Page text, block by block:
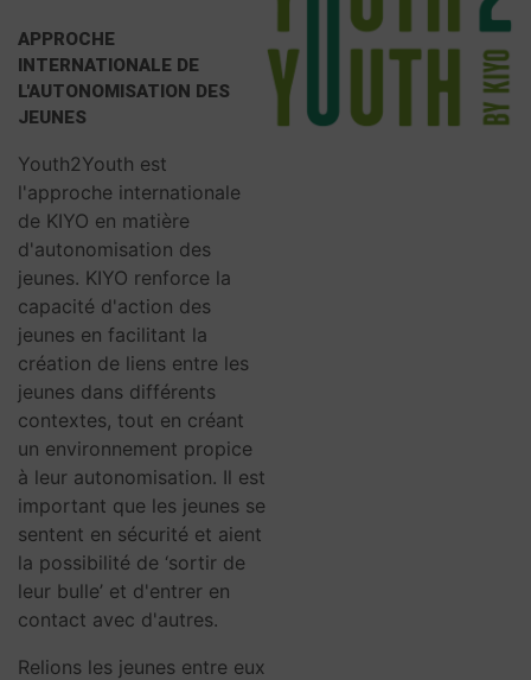
APPROCHE
INTERNATIONALE DE
L'AUTONOMISATION DES
JEUNES
Youth2Youth est
l'approche internationale
de KIYO en matière
d'autonomisation des
jeunes. KIYO renforce la
capacité d'action des
jeunes en facilitant la
création de liens entre les
jeunes dans différents
contextes, tout en créant
un environnement propice
à leur autonomisation. Il est
important que les jeunes se
sentent en sécurité et aient
la possibilité de ‘sortir de
leur bulle’ et d'entrer en
contact avec d'autres.
Relions les jeunes entre eux